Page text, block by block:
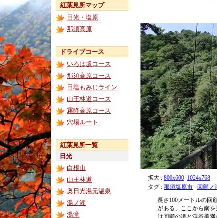
紅葉見所マップ
日光・塩原
那須高原
ドライブコース
いろは坂コース
那須高原コース
日塩もみじライン
山王林道コース
霧降高原コース
穴場ルート
紅葉見所一覧
日光
白根山
山王林道
奥日光湯元温泉
湯ノ湖
湯滝
拡大 : 800x600 1024x768
タグ : 那須塩原市
回顧ノ
長さ100メートルの回
がある、ここから南
は回顧の滝と渓谷美